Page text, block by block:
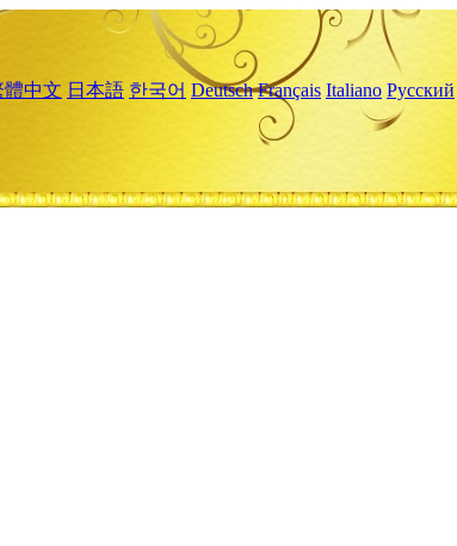
體中文 日本語 한국어 Deutsch Français Italiano Русский